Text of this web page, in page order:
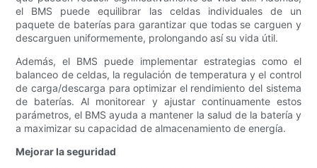
el BMS puede equilibrar las celdas individuales de un
paquete de baterías para garantizar que todas se carguen y
descarguen uniformemente, prolongando así su vida útil.
Además, el BMS puede implementar estrategias como el
balanceo de celdas, la regulación de temperatura y el control
de carga/descarga para optimizar el rendimiento del sistema
de baterías. Al monitorear y ajustar continuamente estos
parámetros, el BMS ayuda a mantener la salud de la batería y
a maximizar su capacidad de almacenamiento de energía.
Mejorar la seguridad